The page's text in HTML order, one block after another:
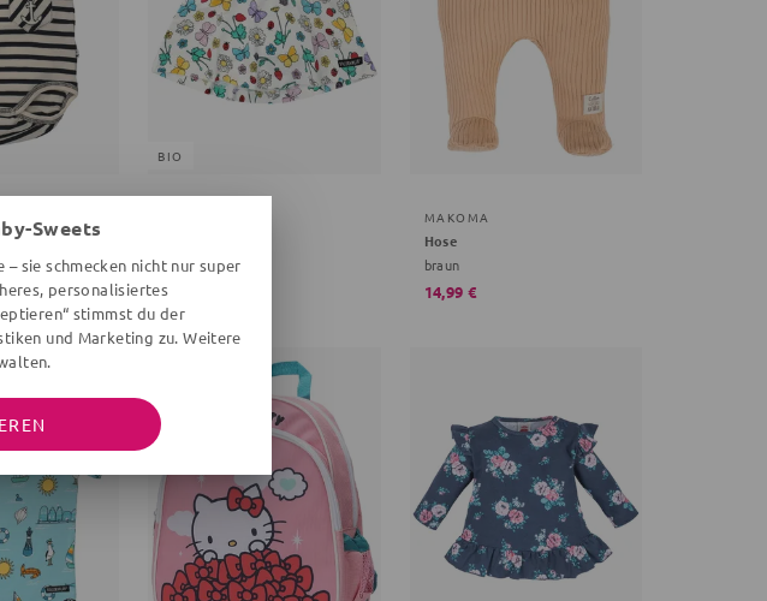
0-18 Monate, Streifen, weiß, navy
€
BIO
weiß
22,95 €
MAKOMA
Hose
braun
14,99 €
Sweets
sie schmecken nicht nur super
personalisiertes
stimmst du der
und Marketing zu. Weitere